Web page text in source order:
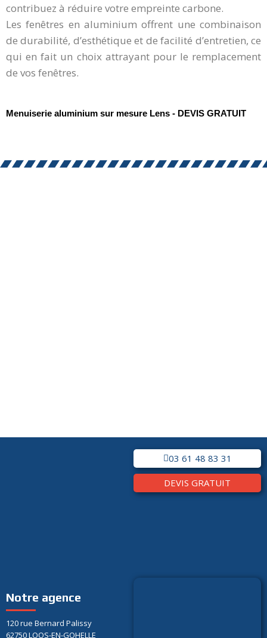
contribuez à réduire votre empreinte carbone.
Les fenêtres en aluminium offrent une combinaison
de durabilité, d’esthétique et de facilité d’entretien, ce
qui en fait un choix attrayant pour le remplacement
de vos fenêtres.
Menuiserie aluminium sur mesure Lens - DEVIS GRATUIT
03 61 48 83 31
DEVIS GRATUIT
Notre agence
120 rue Bernard Palissy
62750 LOOS-EN-GOHELLE